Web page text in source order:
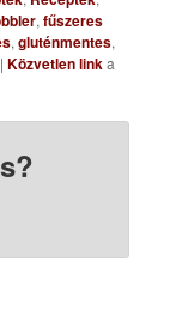
,fűszeres
,gluténmentes,
|Közvetlen linka